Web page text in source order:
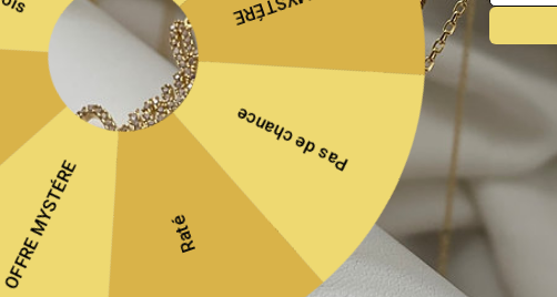
è specializzato nella creazione di
gamma di gioielli
cavigliera e braccialetto nascita), nella
che preferisci.